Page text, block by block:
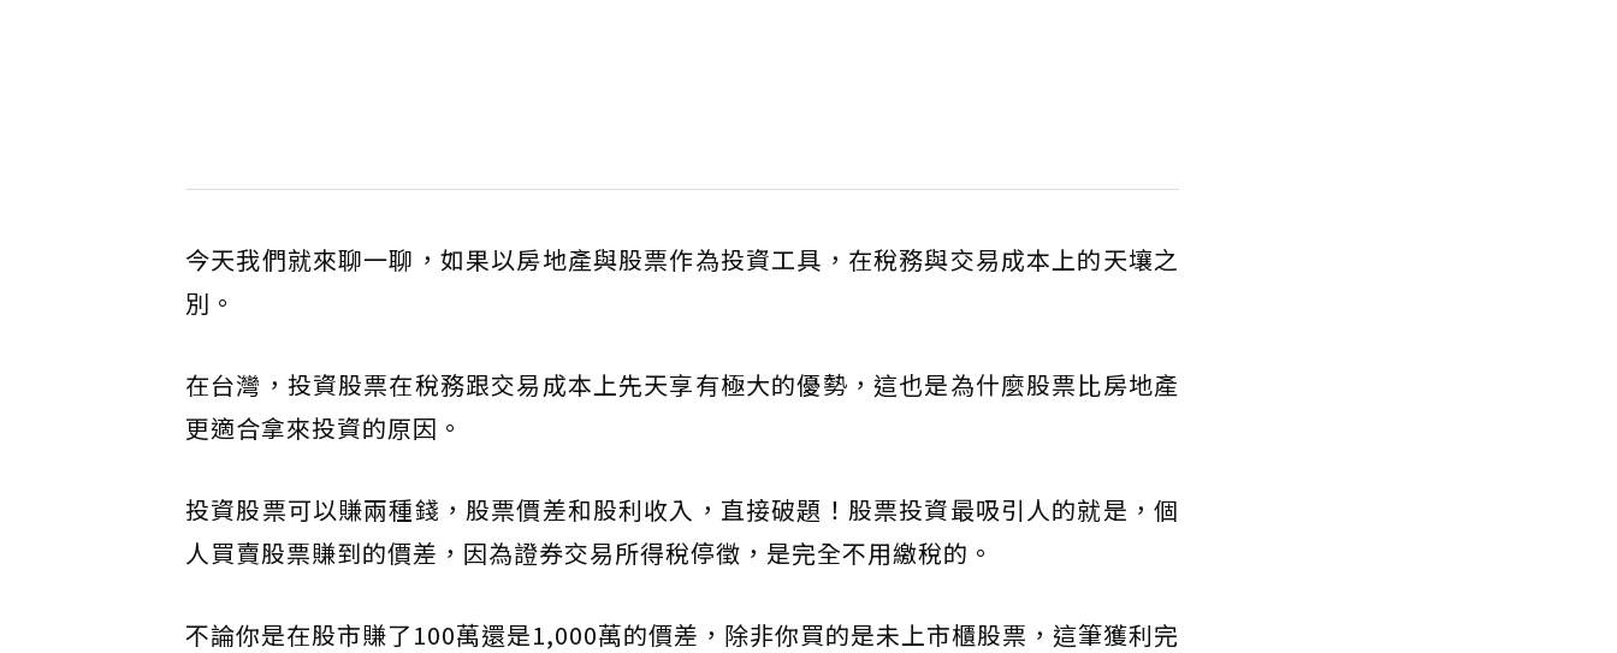
今天我們就來聊一聊，如果以房地產與股票作為投資工具，在稅務與交易成本上的天壤之
別。
在台灣，投資股票在稅務跟交易成本上先天享有極大的優勢，這也是為什麼股票比房地產
更適合拿來投資的原因。
投資股票可以賺兩種錢，股票價差和股利收入，直接破題！股票投資最吸引人的就是，個
人買賣股票賺到的價差，因為證券交易所得稅停徵，是完全不用繳稅的。
不論你是在股市賺了100萬還是1,000萬的價差，除非你買的是未上市櫃股票，這筆獲利完